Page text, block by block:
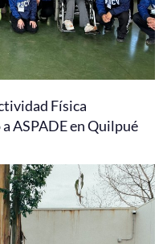
Física
ASPADE en Quilpué